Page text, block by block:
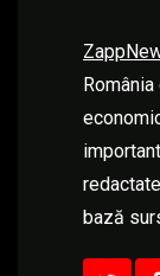
bază